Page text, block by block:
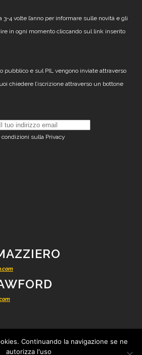
4 volte l’anno per informare sulle novità e gli
in ogni momento cliccando sul link inserito
pubblico e sul PIL vengono inviate attraverso
chiedere l’iscrizione attraverso un bottone
sulla Privacy
Continuando la navigazione se ne
autorizza l'uso